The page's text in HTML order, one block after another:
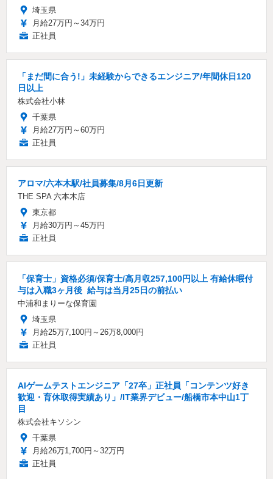
埼玉県
月給27万円～34万円
正社員
「まだ間に合う!」未経験からできるエンジニア/年間休日120
日以上
株式会社小林
千葉県
月給27万円～60万円
正社員
アロマ/六本木駅/社員募集/8月6日更新
THE SPA 六本木店
東京都
月給30万円～45万円
正社員
「保育士」資格必須/保育士/️高月収257,100円以上 ️有給休暇付
与は入職3ヶ月後 ️ 給与は当月25日の前払い
中浦和まりーな保育園
埼玉県
月給25万7,100円～26万8,000円
正社員
AIゲームテストエンジニア「27卒」正社員「コンテンツ好き
歓迎・育休取得実績あり」/IT業界デビュー/船橋市本中山1丁
目
株式会社キソシン
千葉県
月給26万1,700円～32万円
正社員